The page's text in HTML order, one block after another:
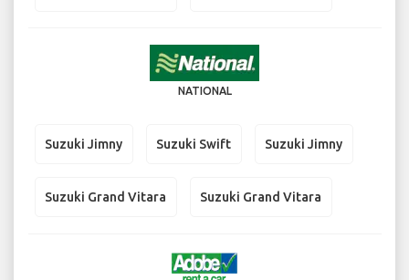
NATIONAL
Suzuki Jimny Suzuki Swift Suzuki Jimny
Suzuki Grand Vitara Suzuki Grand Vitara